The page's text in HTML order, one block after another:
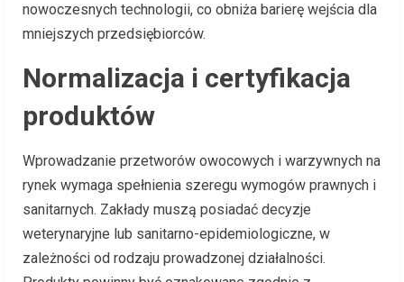
nowoczesnych technologii, co obniża barierę wejścia dla
mniejszych przedsiębiorców.
Normalizacja i certyfikacja
produktów
Wprowadzanie przetworów owocowych i warzywnych na
rynek wymaga spełnienia szeregu wymogów prawnych i
sanitarnych. Zakłady muszą posiadać decyzje
weterynaryjne lub sanitarno-epidemiologiczne, w
zależności od rodzaju prowadzonej działalności.